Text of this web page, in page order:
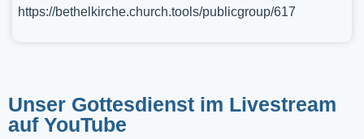
https://bethelkirche.church.tools/publicgroup/617
Unser Gottesdienst im Livestream
auf YouTube